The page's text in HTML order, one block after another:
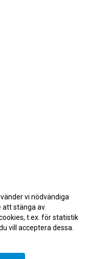
vi nödvändiga
stänga av.
t.ex. för statistik
vill acceptera dessa.